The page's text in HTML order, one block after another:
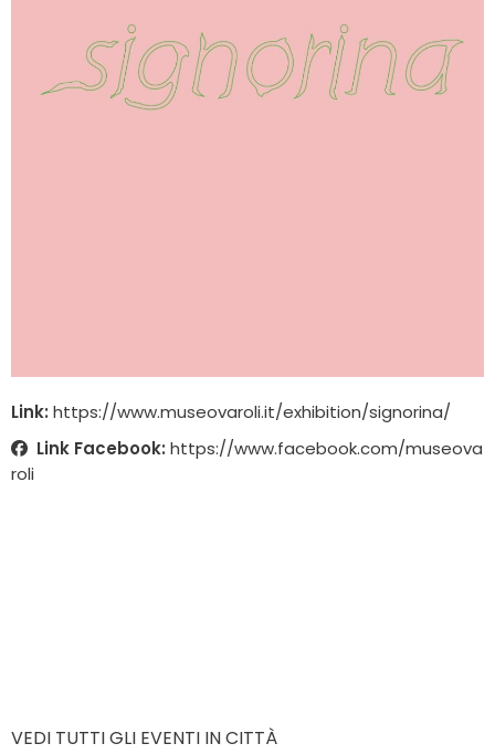
Link: https://www.museovaroli.it/exhibition/signorina/
Link Facebook: https://www.facebook.com/museova
roli
VEDI TUTTI GLI EVENTI IN CITTÀ